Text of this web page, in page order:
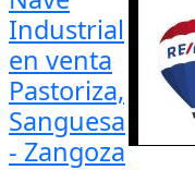
Industrial
en venta
Pastoriza,
Sanguesa
- Zangoza